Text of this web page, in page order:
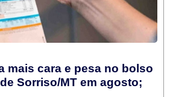
mais cara e pesa no bolso
Sorriso/MT em agosto;